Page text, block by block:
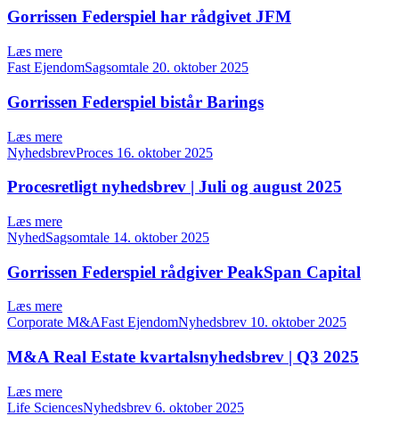
Gorrissen Federspiel har rådgivet JFM
Læs mere
Fast EjendomSagsomtale 20. oktober 2025
Gorrissen Federspiel bistår Barings
Læs mere
NyhedsbrevProces 16. oktober 2025
Procesretligt nyhedsbrev | Juli og august 2025
Læs mere
NyhedSagsomtale 14. oktober 2025
Gorrissen Federspiel rådgiver PeakSpan Capital
Læs mere
Corporate M&AFast EjendomNyhedsbrev 10. oktober 2025
M&A Real Estate kvartalsnyhedsbrev | Q3 2025
Læs mere
Life SciencesNyhedsbrev 6. oktober 2025